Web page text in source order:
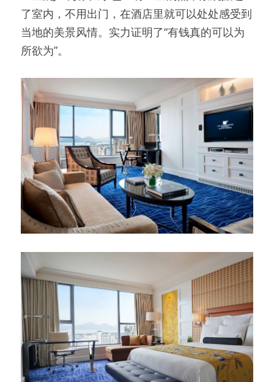
了室内，不用出门，在酒店里就可以处处感受到
当地的美景风情。实力证明了“有钱真的可以为
所欲为”。